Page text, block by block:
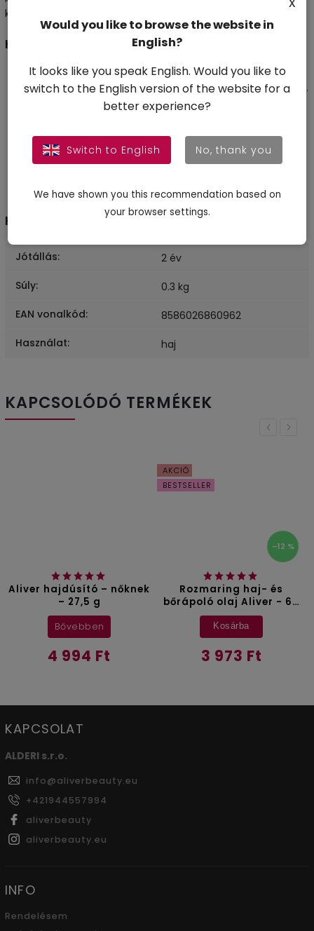
készítményeivel.
Használat
1. lépés:Csavarja le a hajszálrostos üveg tetejét.
Fordítsa meg, és távolítsa el a szűrőt az üveg nyílásából.
Csavarja rá a Hajrost-applikátor Aliver eszközt
az üvegre, miután eltávolította a szűrőt. Ezt követően
3. lépés:Nyomja meg az ujjával a fekete gumi pumpát
a rostok felviteléhez. A szálak adagolásának pontosabb
mértékét.
Kiegészítő paraméterek
Jótállás:
2 év
Súly:
0.3 kg
EAN vonalkód:
8586026860962
Használat: haj
KAPCSOLÓDÓ TERMÉKEK
Previous
Aliver hajdúsító – nőknek
– 27,5 g
4 994 Ft
Bővebben
AKCIÓ
BESTSELLER
–12 %
Rozmaring haj- és
bőrápoló olaj Aliver - 60
ml
3 973 Ft
Kosárba
Next
KAPCSOLAT
ALDERI s.r.o.
info@aliverbeauty.eu
+421944557994
aliverbeauty
aliverbeauty.eu
INFO
Rendelésem
Would you like to browse the website in
English?
It looks like you speak English. Would you like to
switch to the English version of the website for a
better experience?
Switch to English No, thank you
We have shown you this recommendation based on
your browser settings.